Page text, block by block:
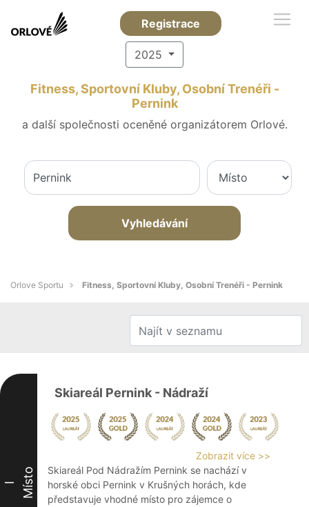
Registrace
2025
Fitness, Sportovní Kluby, Osobní Trenéři -
Pernink
a další společnosti oceněné organizátorem Orlové.
Vyhledávání
Orlove Sportu Fitness, Sportovní Kluby, Osobní Trenéři - Pernink
I Místo
Skiareál Pernink - Nádraží
Zobrazit více >>
Skiareál Pod Nádražím Pernink se nachází v
horské obci Pernink v Krušných horách, kde
představuje vhodné místo pro zájemce o